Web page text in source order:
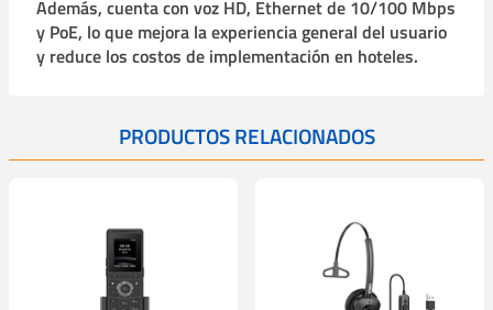
Además, cuenta con voz HD, Ethernet de 10/100 Mbps
y PoE, lo que mejora la experiencia general del usuario
y reduce los costos de implementación en hoteles.
PRODUCTOS RELACIONADOS